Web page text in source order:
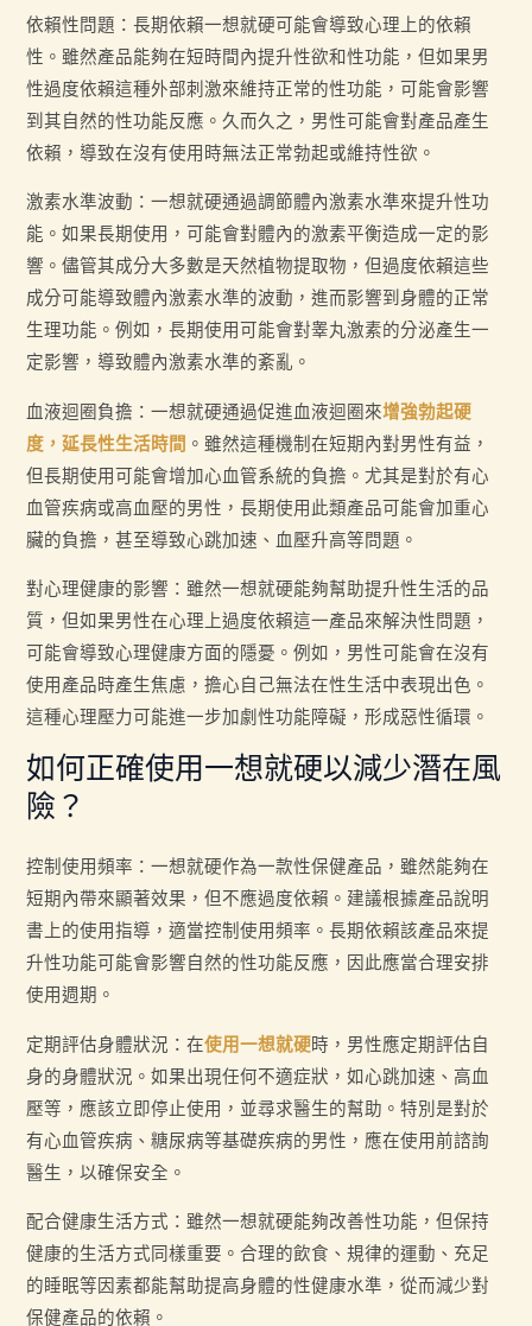
依賴性問題：長期依賴一想就硬可能會導致心理上的依賴
性。雖然產品能夠在短時間內提升性欲和性功能，但如果男
性過度依賴這種外部刺激來維持正常的性功能，可能會影響
到其自然的性功能反應。久而久之，男性可能會對產品產生
依賴，導致在沒有使用時無法正常勃起或維持性欲。
激素水準波動：一想就硬通過調節體內激素水準來提升性功
能。如果長期使用，可能會對體內的激素平衡造成一定的影
響。儘管其成分大多數是天然植物提取物，但過度依賴這些
成分可能導致體內激素水準的波動，進而影響到身體的正常
生理功能。例如，長期使用可能會對睾丸激素的分泌產生一
定影響，導致體內激素水準的紊亂。
血液迴圈負擔：一想就硬通過促進血液迴圈來增強勃起硬
度，延長性生活時間 。雖然這種機制在短期內對男性有益，
但長期使用可能會增加心血管系統的負擔。尤其是對於有心
血管疾病或高血壓的男性，長期使用此類產品可能會加重心
臟的負擔，甚至導致心跳加速、血壓升高等問題。
對心理健康的影響：雖然一想就硬能夠幫助提升性生活的品
質，但如果男性在心理上過度依賴這一產品來解決性問題，
可能會導致心理健康方面的隱憂。例如，男性可能會在沒有
使用產品時產生焦慮，擔心自己無法在性生活中表現出色。
這種心理壓力可能進一步加劇性功能障礙，形成惡性循環。
如何正確使用一想就硬以減少潛在風
險？
控制使用頻率：一想就硬作為一款性保健產品，雖然能夠在
短期內帶來顯著效果，但不應過度依賴。建議根據產品說明
書上的使用指導，適當控制使用頻率。長期依賴該產品來提
升性功能可能會影響自然的性功能反應，因此應當合理安排
使用週期。
定期評估身體狀況：在使用一想就硬時，男性應定期評估自
身的身體狀況。如果出現任何不適症狀，如心跳加速、高血
壓等，應該立即停止使用，並尋求醫生的幫助。特別是對於
有心血管疾病、糖尿病等基礎疾病的男性，應在使用前諮詢
醫生，以確保安全。
配合健康生活方式：雖然一想就硬能夠改善性功能，但保持
健康的生活方式同樣重要。合理的飲食、規律的運動、充足
的睡眠等因素都能幫助提高身體的性健康水準，從而減少對
保健產品的依賴。